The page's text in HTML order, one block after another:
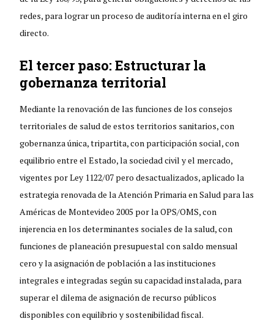
redes, para lograr un proceso de auditoría interna en el giro
directo.
El tercer paso: Estructurar la
gobernanza territorial
Mediante la renovación de las funciones de los consejos
territoriales de salud de estos territorios sanitarios, con
gobernanza única, tripartita, con participación social, con
equilibrio entre el Estado, la sociedad civil y el mercado,
vigentes por Ley 1122/07 pero desactualizados, aplicado la
estrategia renovada de la Atención Primaria en Salud para las
Américas de Montevideo 2005 por la OPS/OMS, con
injerencia en los determinantes sociales de la salud, con
funciones de planeación presupuestal con saldo mensual
cero y la asignación de población a las instituciones
integrales e integradas según su capacidad instalada, para
superar el dilema de asignación de recurso públicos
disponibles con equilibrio y sostenibilidad fiscal.